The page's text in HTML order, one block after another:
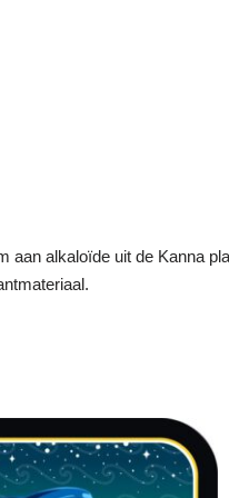
alkaloïde uit de Kanna